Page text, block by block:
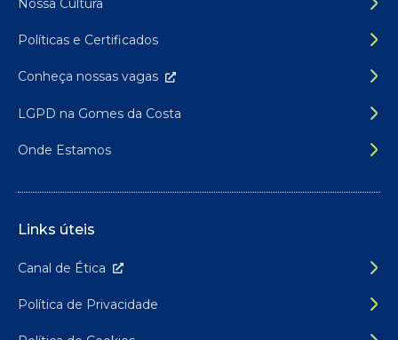
Nossa Cultura
Políticas e Certificados
Conheça nossas vagas
LGPD na Gomes da Costa
Onde Estamos
Links úteis
Canal de Ética
Política de Privacidade